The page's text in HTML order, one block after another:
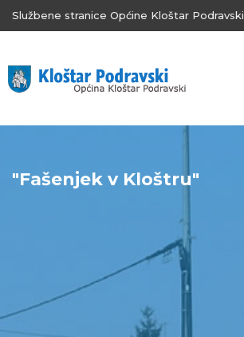
Službene stranice Općine Kloštar Podravski
"Fašenjek v Kloštru"